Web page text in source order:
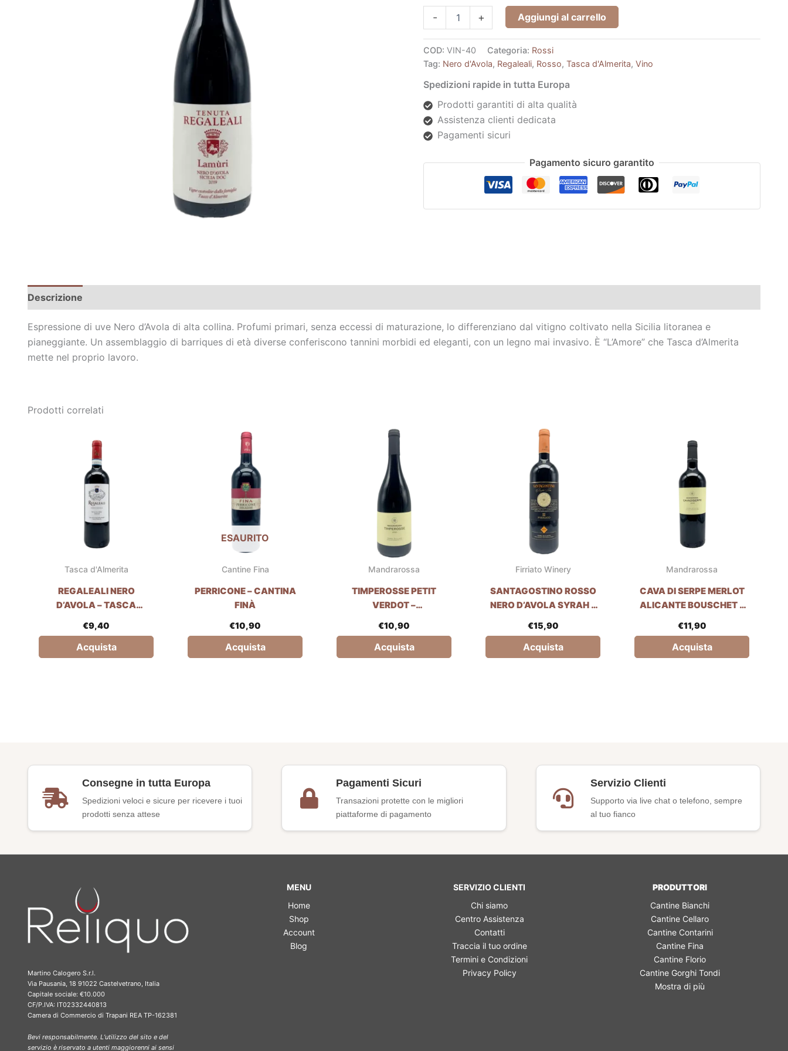
- + Aggiungi al carrello
COD: VIN-40 Categoria: Rossi
Tag: Nero d'Avola, Regaleali, Rosso, Tasca d'Almerita, Vino
Spedizioni rapide in tutta Europa
Prodotti garantiti di alta qualità
Assistenza clienti dedicata
Pagamenti sicuri
Pagamento sicuro garantito
Descrizione
Espressione di uve Nero d’Avola di alta collina. Profumi primari, senza eccessi di maturazione, lo differenziano dal vitigno coltivato nella Sicilia litoranea e
pianeggiante. Un assemblaggio di barriques di età diverse conferiscono tannini morbidi ed eleganti, con un legno mai invasivo. È “L’Amore” che Tasca d’Almerita
mette nel proprio lavoro.
Prodotti correlati
Tasca d'Almerita
REGALEALI NERO
D’AVOLA – TASCA
€9,40
Acquista
ESAURITO
Cantine Fina
PERRICONE – CANTINA
FINÀ
€10,90
Acquista
Mandrarossa
TIMPEROSSE PETIT
VERDOT –
€10,90
Acquista
Firriato Winery
SANTAGOSTINO ROSSO
NERO D’AVOLA SYRAH –
€15,90
Acquista
Mandrarossa
CAVA DI SERPE MERLOT
ALICANTE BOUSCHET –
€11,90
Acquista
Consegne in tutta Europa
Spedizioni veloci e sicure per ricevere i tuoi
prodotti senza attese
Pagamenti Sicuri
Transazioni protette con le migliori
piattaforme di pagamento
Servizio Clienti
Supporto via live chat o telefono, sempre
al tuo fianco
Martino Calogero S.r.l.
Via Pausania, 18 91022 Castelvetrano, Italia
Capitale sociale: €10.000
CF/P.IVA: IT02332440813
Camera di Commercio di Trapani REA TP-162381
Bevi responsabilmente. L’utilizzo del sito e del
servizio è riservato a utenti maggiorenni ai sensi
MENU
Home
Shop
Account
Blog
SERVIZIO CLIENTI
Chi siamo
Centro Assistenza
Contatti
Traccia il tuo ordine
Termini e Condizioni
Privacy Policy
PRODUTTORI
Cantine Bianchi
Cantine Cellaro
Cantine Contarini
Cantine Fina
Cantine Florio
Cantine Gorghi Tondi
Mostra di più